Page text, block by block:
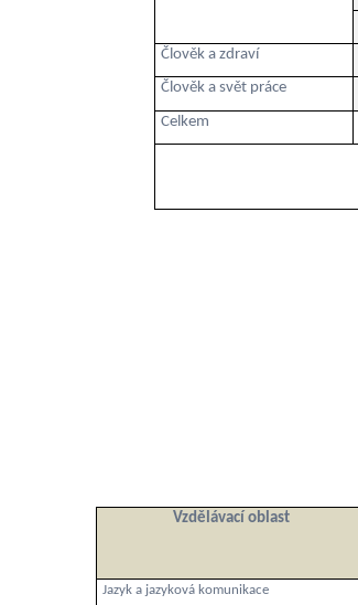
Člověk a zdraví
Člověk a svět práce
Celkem
Vzdělávací oblast
Jazyk a jazyková komunikace